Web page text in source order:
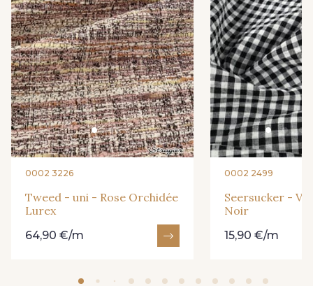
0002 3226
Tweed - uni - Rose Orchidée
Lurex
64,90 €/m
0002 2499
Seersucker -
Noir
15,90 €/m